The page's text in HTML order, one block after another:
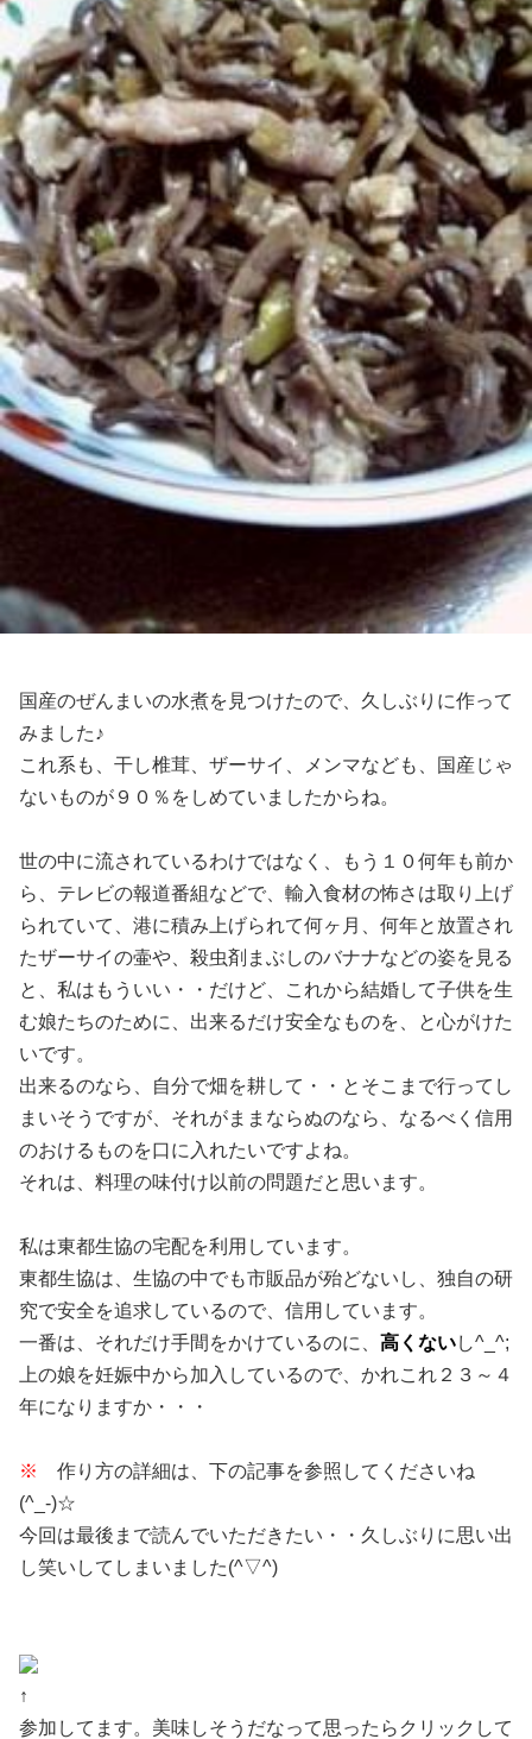
国産のぜんまいの水煮を見つけたので、久しぶりに作って
みました♪
これ系も、干し椎茸、ザーサイ、メンマなども、国産じゃ
ないものが９０％をしめていましたからね。
世の中に流されているわけではなく、もう１０何年も前か
ら、テレビの報道番組などで、輸入食材の怖さは取り上げ
られていて、港に積み上げられて何ヶ月、何年と放置され
たザーサイの壷や、殺虫剤まぶしのバナナなどの姿を見る
と、私はもういい・・だけど、これから結婚して子供を生
む娘たちのために、出来るだけ安全なものを、と心がけた
いです。
出来るのなら、自分で畑を耕して・・とそこまで行ってし
まいそうですが、それがままならぬのなら、なるべく信用
のおけるものを口に入れたいですよね。
それは、料理の味付け以前の問題だと思います。
私は東都生協の宅配を利用しています。
東都生協は、生協の中でも市販品が殆どないし、独自の研
究で安全を追求しているので、信用しています。
一番は、それだけ手間をかけているのに、 高くないし^_^;
上の娘を妊娠中から加入しているので、かれこれ２３～４
年になりますか・・・
※
作り方の詳細は、下の記事を参照してくださいね
(^_-)☆
今回は最後まで読んでいただきたい・・久しぶりに思い出
し笑いしてしまいました(^▽^)
↑
参加してます。美味しそうだなって思ったらクリックして